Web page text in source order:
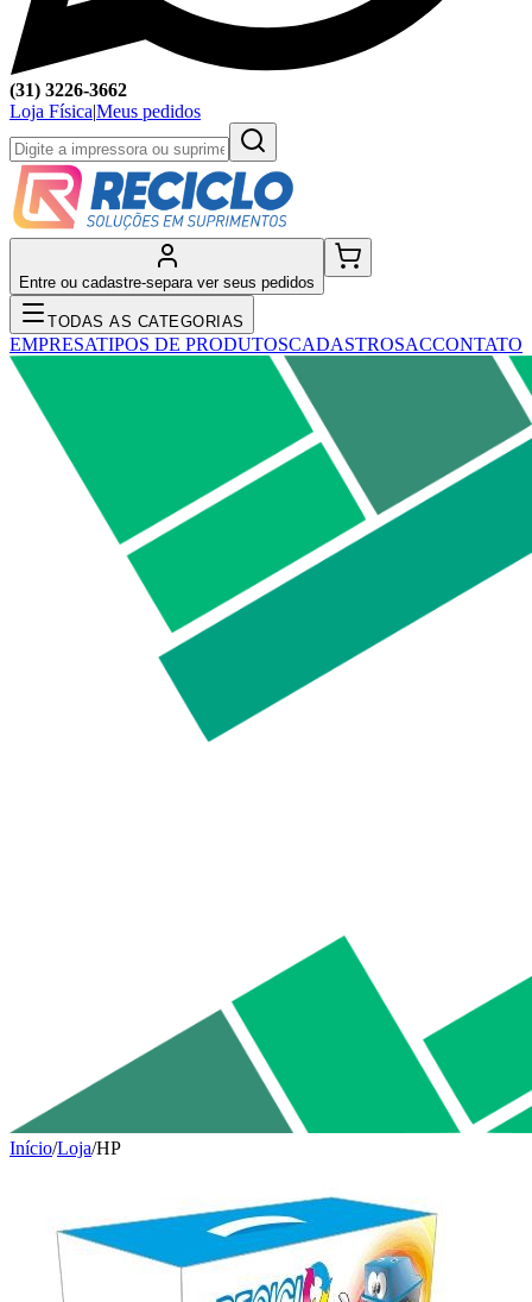
(31) 3226-3662
Loja Física|Meus pedidos
Entre ou cadastre-separa ver seus pedidos
TODAS AS CATEGORIAS
EMPRESATIPOS DE PRODUTOSCADASTROSACCONTATO
Início/Loja/HP